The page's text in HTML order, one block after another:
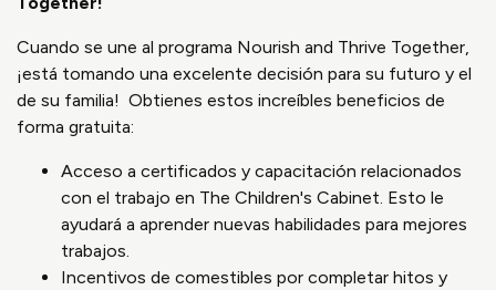
Cuando se une al programa Nourish and Thrive Together,
¡está tomando una excelente decisión para su futuro y el
de su familia! Obtienes estos increíbles beneficios de
forma gratuita:
Acceso a certificados y capacitación relacionados
con el trabajo en The Children's Cabinet. Esto le
ayudará a aprender nuevas habilidades para mejores
trabajos.
Incentivos de comestibles por completar hitos y